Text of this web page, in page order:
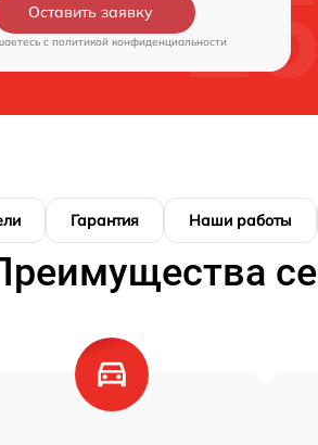
Оставить заявку
c политикой конфиденциальности
Гарантия Наши работы